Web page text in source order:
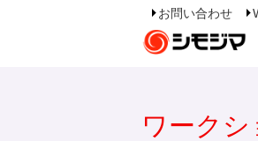
お問い合わせ
ワーク